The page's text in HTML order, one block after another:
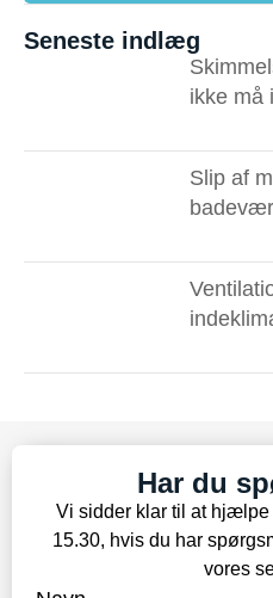
Seneste indlæg
ikke må
Slip af
Har du
Vi sidder klar til at
15.30, hvis du har
vores